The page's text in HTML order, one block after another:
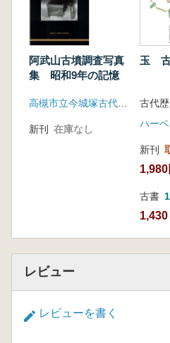
阿武山古墳調査写真
集 昭和9年の記憶
新刊 在庫なし
玉 古
ハー
新刊
1,980
古書
1,430
レビュー
レビューを書く